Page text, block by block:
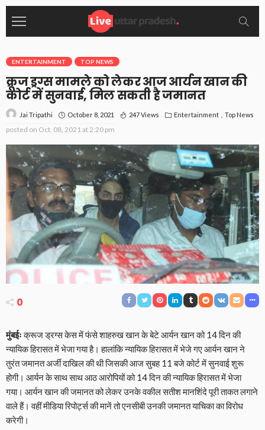
ENTERTAINMENT TOP NEWS
क्रूज ड्रग्स मामले को लेकर आज आर्यन खान की
कोर्ट में सुनवाई, मिल सकती है जमानत
Jai Tripathi October 8, 2021 247 Views Entertainment Top News
posted on Oct. 08, 2021 at 2:20 pm
0
मुंबईःक्रूज ड्रग्स केस में फंसे शाहरुख खान के बेटे आर्यन खान को 14 दिन की
न्यायिक हिरासत में भेजा गया है। हालांकि न्यायिक हिरासत में भेजे गए आर्यन खान ने
तुरंत जमानत अर्जी दाखिल की थी जिसकी आज सुबह 11 बजे कोर्ट में सुनवाई शुरू
होगी। आर्यन के साथ साथ आठ आरोपियों को 14 दिन की न्यायिक हिरासत में भेजा
गया। आर्यन खान की जमानत को लेकर उनके वकील सतीश मानशिंदे पूरी ताकत लगाने
वाले हैं। वहीं मीडिया रिपोर्ट्स की मानें तो एनसीबी उनकी जमानत याचिका का विरोध
करेगी।